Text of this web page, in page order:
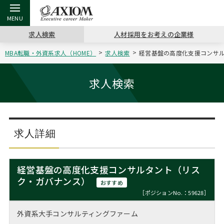
戻る
アクシアムの特長
戻る
コンサ
サービス案内
戻る
キャリ
コンサルタントの紹介
戻る
キャリア支援 TOP
キャリアデザイン講座
（最新求人市場動向）
戻る
MBAの
ステージ別アドバイス
MBAの転職事例
MBA留学生数の推移
戻る
日本か
戻る
転職ツール TOP
英文レジュメの書き方
戻る
パワー
職務経歴書の書き方
よくある面接Q&A集
戻る
転職コラム TOP
“展”職相談室
転職市場の明日をよめ
転職成功への4つの鍵
戻る
イベント・セミナー TOP
ジョブフェア
キャリアデザインセミナー
キャリアフォーラム
戻る
会社概要 TOP
沿革
主なクライアント
採用情報
求人検索 人材採用をお考えの企業様
MBA転職・外資系求人（HOME） 求人検索 経営基盤の高度化支援コンサ
求人検索
求人詳細
経営基盤の高度化支援コンサルタント（リス
ク・ガバナンス）
おすすめ
［ポジションNo.：59628］
外資系大手コンサルティングファーム